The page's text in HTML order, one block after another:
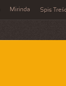
Mirinda Spis